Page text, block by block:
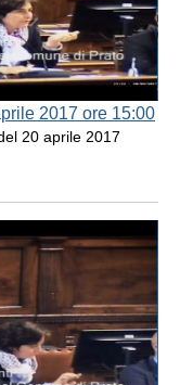
2017 ore 15:00
20 aprile 2017